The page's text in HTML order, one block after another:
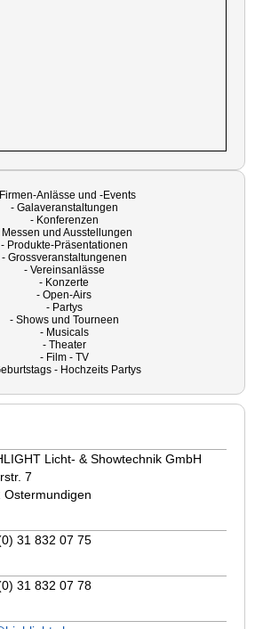
Anlässe und -Events
- Galaveranstaltungen
- Konferenzen
Messen und Ausstellungen
- Produkte-Präsentationen
- Grossveranstaltungenen
- Vereinsanlässe
- Konzerte
- Open-Airs
- Partys
- Shows und Tourneen
- Musicals
- Theater
- Film - TV
- Hochzeits Partys
Licht- & Showtechnik GmbH
7
Ostermundigen
31 832 07 75
31 832 07 78